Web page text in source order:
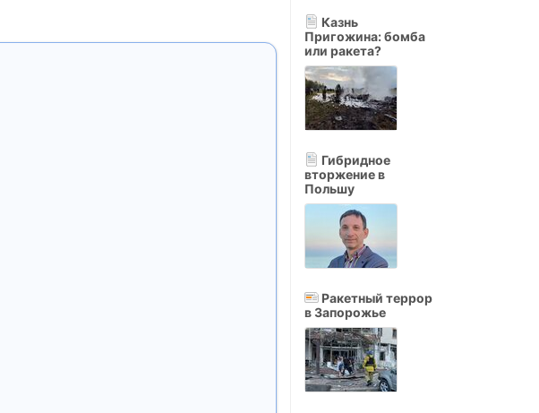
Казнь
Пригожина: бомба
или ракета?
Гибридное
вторжение в
Польшу
Ракетный террор
в Запорожье